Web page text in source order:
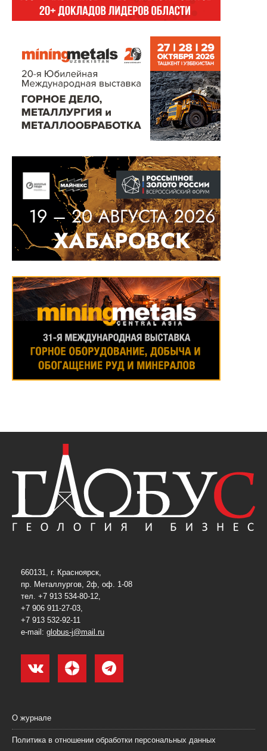
660131, г. Красноярск,
пр. Металлургов, 2ф, оф. 1-08
тел. +7 913 534-80-12,
+7 906 911-27-03,
+7 913 532-92-11
e-mail: globus-j@mail.ru
О журнале
Политика в отношении обработки персональных данных